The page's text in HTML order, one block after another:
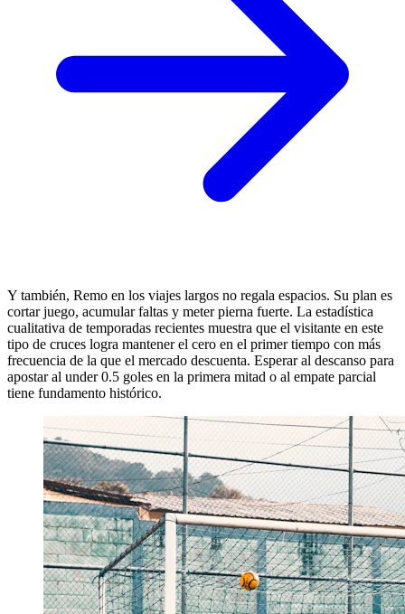
Y también, Remo en los viajes largos no regala espacios. Su plan es
cortar juego, acumular faltas y meter pierna fuerte. La estadística
cualitativa de temporadas recientes muestra que el visitante en este
tipo de cruces logra mantener el cero en el primer tiempo con más
frecuencia de la que el mercado descuenta. Esperar al descanso para
apostar al under 0.5 goles en la primera mitad o al empate parcial
tiene fundamento histórico.